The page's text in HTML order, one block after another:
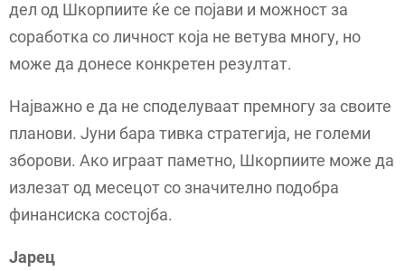
дел од Шкорпиите ќе се појави и можност за
соработка со личност која не ветува многу, но
може да донесе конкретен резултат.
Најважно е да не споделуваат премногу за своите
планови. Јуни бара тивка стратегија, не големи
зборови. Ако играат паметно, Шкорпиите може да
излезат од месецот со значително подобра
финансиска состојба.
Јарец